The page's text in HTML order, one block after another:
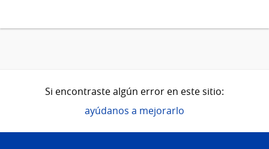
Si encontraste algún error en este sitio:
ayúdanos a mejorarlo